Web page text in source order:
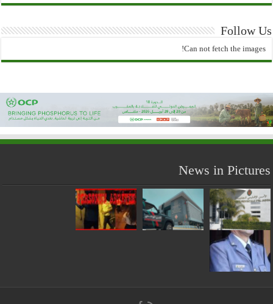
Follow Us
Can not fetch the images!
News in Pictures